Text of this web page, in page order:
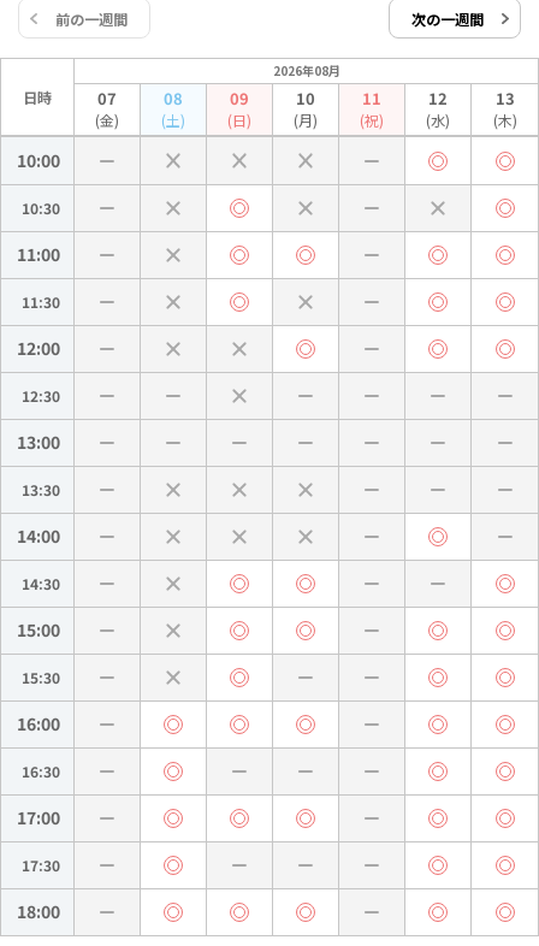
前の一週間 次の一週間
日時
2026年08月
07
(金)
08
(土)
09
(日)
10
(月)
11
(祝)
12
(水)
13
(木)
10:00
10:30
11:00
11:30
12:00
12:30
13:00
13:30
14:00
14:30
15:00
15:30
16:00
16:30
17:00
17:30
18:00